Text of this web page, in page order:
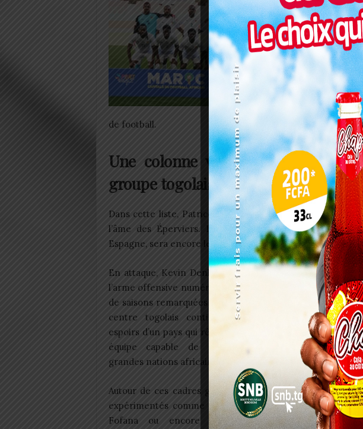
sa liste ce
Face à la
contre le
Éperviers
nouveau
progresser,
redonner
de football.
Une colonne vertébrale
groupe togolais
Dans cette liste, Patrice Neveu reste fidèle à plusieurs
l’âme des Éperviers. Le capitaine Dakonam Djéné,
Espagne, sera encore le patron d’un groupe qui aura
Togo/
En attaque, Kevin Denkey apparaît comme
l’arme offensive numéro un du Togo. Auteur
de saisons remarquées à l’étranger, l’avant-
centre togolais continue de porter les
espoirs d’un pays qui rêve de retrouver une
équipe capable de faire trembler les
grandes nations africaines.
Autour de ces cadres gravitent des joueurs
expérimentés comme Roger Aholou, Sadik
Fofana ou encore Kennedy Boateng,